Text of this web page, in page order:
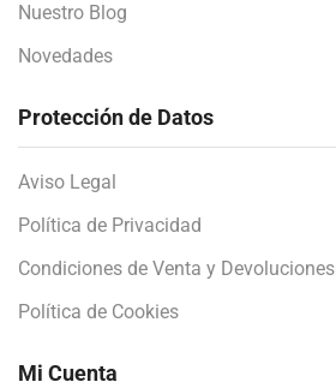
Nuestro Blog
Novedades
Protección de Datos
Aviso Legal
Política de Privacidad
Condiciones de Venta y Devoluciones
Política de Cookies
Mi Cuenta